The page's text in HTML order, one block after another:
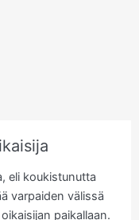
eli koukistunutta
varpaiden välissä
paikallaan.